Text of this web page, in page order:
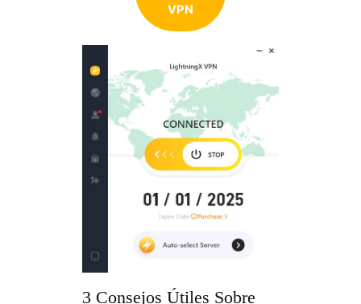
VPN
3 Consejos Útiles Sobre